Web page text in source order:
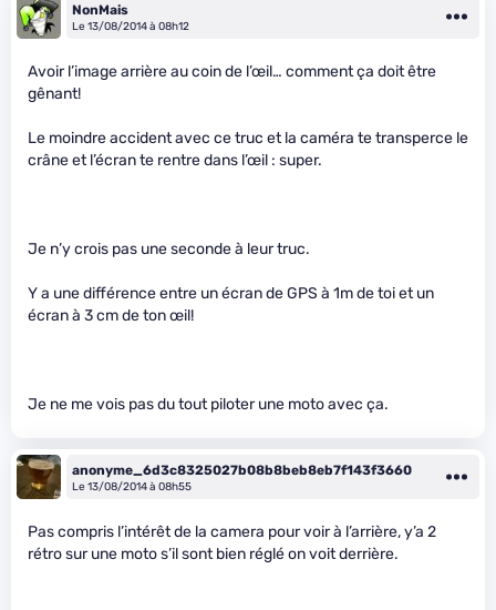
NonMais
Le 13/08/2014 à 08h12
Avoir l’image arrière au coin de l’œil… comment ça doit être
gênant!
Le moindre accident avec ce truc et la caméra te transperce le
crâne et l’écran te rentre dans l’œil : super.
Je n’y crois pas une seconde à leur truc.
Y a une différence entre un écran de GPS à 1m de toi et un
écran à 3 cm de ton œil!
Je ne me vois pas du tout piloter une moto avec ça.
anonyme_6d3c8325027b08b8beb8eb7f143f3660
Le 13/08/2014 à 08h55
Pas compris l’intérêt de la camera pour voir à l’arrière, y’a 2
rétro sur une moto s’il sont bien réglé on voit derrière.